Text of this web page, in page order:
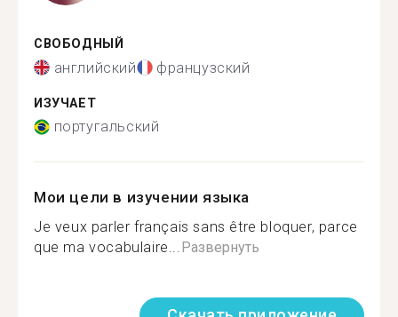
СВОБОДНЫЙ
английский французский
ИЗУЧАЕТ
португальский
Мои цели в изучении языка
Je veux parler français sans être bloquer, parce
que ma vocabulaire...Развернуть